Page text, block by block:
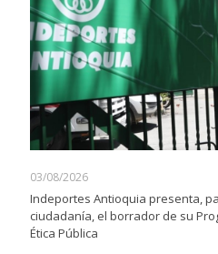
03/08/2026
Indeportes Antioquia presenta,
ciudadanía, el borrador de su
Ética Pública